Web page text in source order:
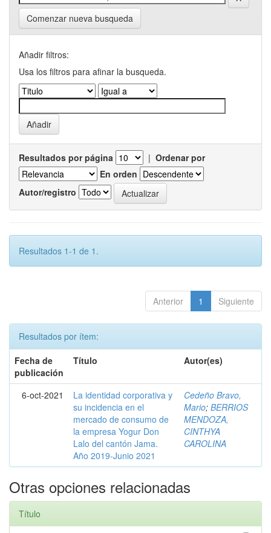
Comenzar nueva busqueda
Añadir filtros:
Usa los filtros para afinar la busqueda.
Resultados por página | Ordenar por
En orden
Autor/registro
Resultados 1-1 de 1.
Anterior 1 Siguiente
Resultados por ítem:
Fecha de
publicación
Título Autor(es)
6-oct-2021
La identidad corporativa y
su incidencia en el
mercado de consumo de
la empresa Yogur Don
Lalo del cantón Jama.
Año 2019-Junio 2021
Cedeño Bravo,
Mario; BERRIOS
MENDOZA,
CINTHYA
CAROLINA
Otras opciones relacionadas
Título